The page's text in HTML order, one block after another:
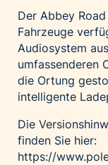
Der Abbey
Fahrzeuge
Audiosystem
umfassenderen
die Ortung
intelligente
Die
finden Sie hier:
https://